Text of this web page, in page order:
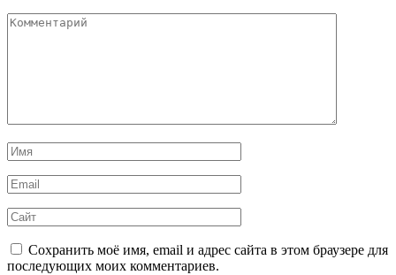
Комментарий
Имя
*
Email
*
Сайт
Сохранить моё имя, email и адрес сайта в этом браузере для
последующих моих комментариев.